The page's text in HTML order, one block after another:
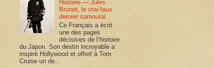
Histoire — Jules
Brunet, le vrai-faux
dernier samouraï
Ce Français a écrit
une des pages
décisives de l’histoire
du Japon. Son destin incroyable a
inspiré Hollywood et offert à Tom
Cruise un de...